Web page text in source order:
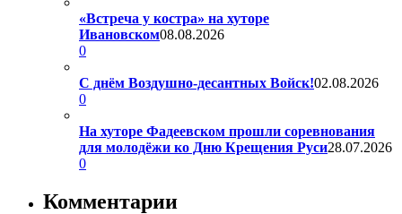
«Встреча у костра» на хуторе
Ивановском08.08.2026
0
С днём Воздушно-десантных Войск!02.08.2026
0
На хуторе Фадеевском прошли соревнования
для молодёжи ко Дню Крещения Руси28.07.2026
0
Комментарии